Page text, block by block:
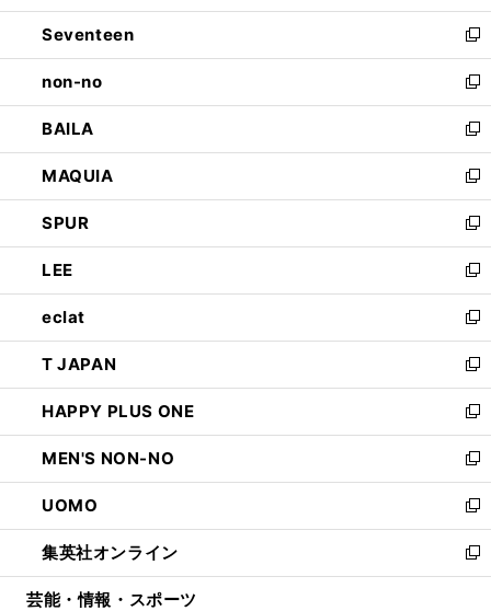
開
く
ウ
で
開
く
ン
ド
ウ
で
開
く
Seventeen
新
し
い
ウ
ィ
ン
ド
ウ
で
開
く
non-no
新
し
い
ウ
ィ
ン
ド
ウ
で
開
く
BAILA
新
し
い
ウ
ィ
ン
ド
ウ
で
開
く
MAQUIA
新
し
い
ウ
ィ
ン
ド
ウ
で
開
く
SPUR
新
し
い
ウ
ィ
ン
ド
ウ
で
開
く
LEE
新
し
い
ウ
ィ
ン
ド
ウ
で
開
く
eclat
新
し
い
ウ
ィ
ン
ド
ウ
で
開
く
T JAPAN
新
し
い
ウ
ィ
ン
ド
ウ
で
開
HAPPY PLUS ONE
新
し
い
ウ
ィ
ン
ド
ウ
MEN'S NON-NO
新
し
い
ウ
ィ
ン
UOMO
新
し
い
ウ
集英社オンライン
新
し
芸能・情報・スポーツ